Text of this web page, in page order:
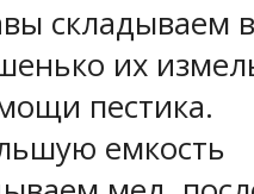
складываем
их
пестика.
емкость